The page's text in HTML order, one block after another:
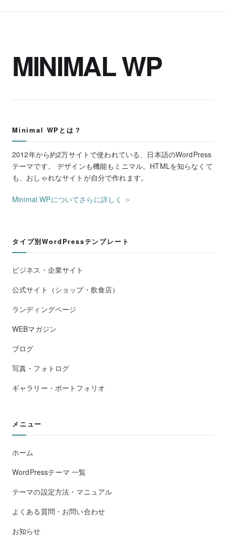
MINIMAL WP
Minimal WPとは？
2012年から約2万サイトで使われている、日本語のWordPress
テーマです。 デザインも機能もミニマル。HTMLを知らなくて
も、おしゃれなサイトが自分で作れます。
Minimal WPについてさらに詳しく ＞
タイプ別WordPressテンプレート
ビジネス・企業サイト
公式サイト（ショップ・飲食店）
ランディングページ
WEBマガジン
ブログ
写真・フォトログ
ギャラリー・ポートフォリオ
メニュー
ホーム
WordPressテーマ 一覧
テーマの設定方法・マニュアル
よくある質問・お問い合わせ
お知らせ